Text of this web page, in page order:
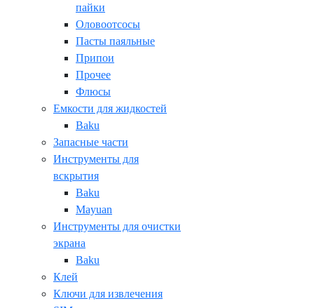
пайки
Оловоотсосы
Пасты паяльные
Припои
Прочее
Флюсы
Емкости для жидкостей
Baku
Запасные части
Инструменты для
вскрытия
Baku
Mayuan
Инструменты для очистки
экрана
Baku
Клей
Ключи для извлечения